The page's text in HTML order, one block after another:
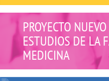
PROYECTO
ESTUDIOS DE LA
MEDICINA